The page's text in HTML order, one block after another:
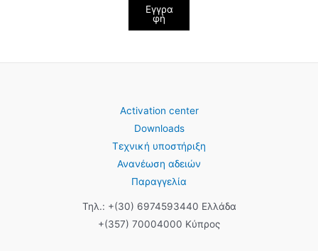
Εγγρα
φή
Activation center
Downloads
Τεχνική υποστήριξη
Ανανέωση αδειών
Παραγγελία
Τηλ.: +(30) 6974593440 Ελλάδα
+(357) 70004000 Κύπρος